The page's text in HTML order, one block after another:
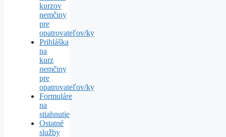
kurzov
nemčiny
pre
opatrovateľov/ky
Prihláška
na
kurz
nemčiny
pre
opatrovateľov/ky
Formuláre
na
stiahnutie
Ostatné
služby